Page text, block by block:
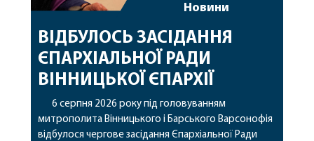
Новини
ВІДБУЛОСЬ ЗАСІДАННЯ
ЄПАРХІАЛЬНОЇ РАДИ
ВІННИЦЬКОЇ ЄПАРХІЇ
6 серпня 2026 року під головуванням
митрополита Вінницького і Барського Варсонофія
відбулося чергове засідання Єпархіальної Ради